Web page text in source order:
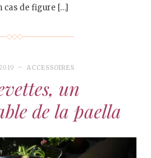
cas de figure […]
ACCESSOIRES
un
de la paella